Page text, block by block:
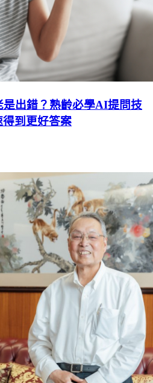
出錯？熟齡必學AI提問技
到更好答案